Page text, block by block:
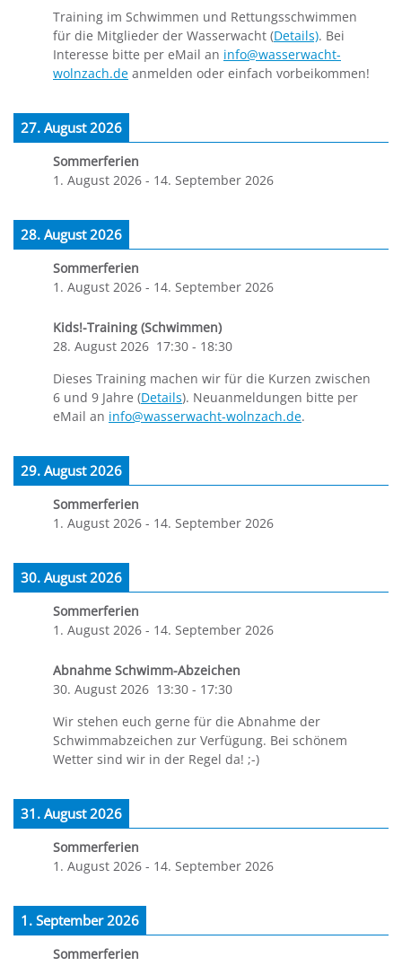
Training im Schwimmen und Rettungsschwimmen
für die Mitglieder der Wasserwacht (Details). Bei
Interesse bitte per eMail an info@wasserwacht-
wolnzach.de anmelden oder einfach vorbeikommen!
27. August 2026
Sommerferien
1. August 2026 - 14. September 2026
28. August 2026
Sommerferien
1. August 2026 - 14. September 2026
Kids!-Training (Schwimmen)
28. August 2026 17:30 - 18:30
Dieses Training machen wir für die Kurzen zwischen
6 und 9 Jahre (Details). Neuanmeldungen bitte per
eMail an info@wasserwacht-wolnzach.de.
29. August 2026
Sommerferien
1. August 2026 - 14. September 2026
30. August 2026
Sommerferien
1. August 2026 - 14. September 2026
Abnahme Schwimm-Abzeichen
30. August 2026 13:30 - 17:30
Wir stehen euch gerne für die Abnahme der
Schwimmabzeichen zur Verfügung. Bei schönem
Wetter sind wir in der Regel da! ;-)
31. August 2026
Sommerferien
1. August 2026 - 14. September 2026
1. September 2026
Sommerferien